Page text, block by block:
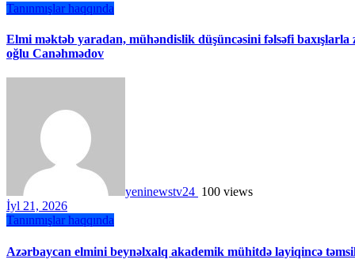
Tanınmışlar haqqında
Elmi məktəb yaradan, mühəndislik düşüncəsini fəlsəfi
oğlu Canəhmədov
yeninewstv24 100 views
İyl 21, 2026
Tanınmışlar haqqında
Azərbaycan elmini beynəlxalq akademik mühitdə layiqincə